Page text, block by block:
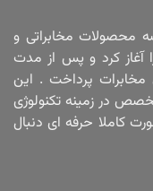
محصولات مخابراتی و
فعالیت خود را آغاز کرد و پس از مدت
پرداخت . این
در زمینه تکنولوژی
کاملا حرفه ای دنبال